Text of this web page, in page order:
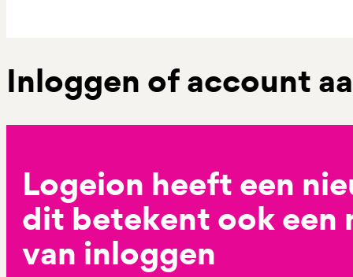
Inloggen of account
Logeion heeft een
dit betekent ook een
van inloggen